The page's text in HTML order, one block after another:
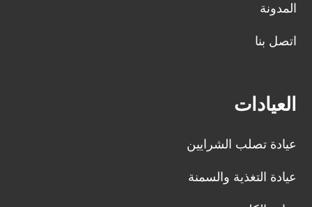
العيادات
عيادة تصلب الشرايين
عيادة التغذية والسمنة
المدونة
اتصل بنا